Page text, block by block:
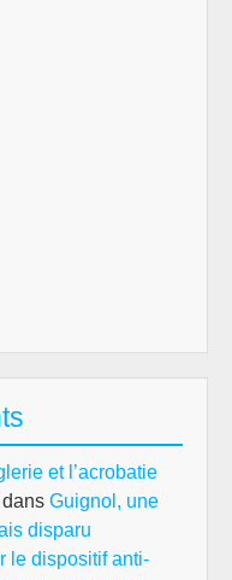
et l’acrobatie
Guignol, une
disparu
le dispositif anti-